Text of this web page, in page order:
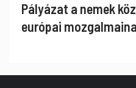
Pályázat a nemek
európai